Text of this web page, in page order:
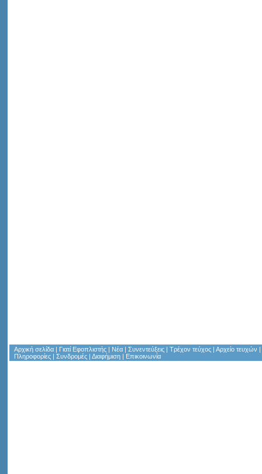
Αρχική σελίδα | Γιατί Εφοπλιστής | Νέα | Συνεντεύξεις | Τρέχον τεύχος | Αρχείο τευχών |
Πληροφορίες | Συνδρομές | Διαφήμιση | Επικοινωνία